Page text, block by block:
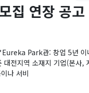
집 연장 공고
Park관: 창업 5년 이
전지역 소재지 기업(본사,
나 서비